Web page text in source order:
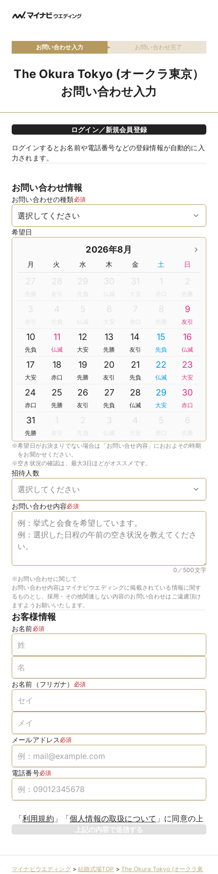
お問い合わせ入力 お問い合わせ完了
The Okura Tokyo (オークラ東京）
お問い合わせ入力
ログイン／新規会員登録
ログインするとお名前や電話番号などの登録情報が自動的に入
力されます。
お問い合わせ情報
お問い合わせの種類必須
希望日
2026年8月
月 火 水 木 金 土 日
27 28
友引
29
先負
30
仏滅
31
大安
1 2
3
友引
4
先負
5
仏滅
6
大安
7 8 9
友引
10
先負
11
仏滅
12
大安
13
先勝
14
友引
15
先負
16
仏滅
17
大安
18
赤口
19
先勝
20
友引
21
先負
22
仏滅
23
大安
24
赤口
25
先勝
26
友引
27
先負
28
仏滅
29
大安
30
赤口
31
先勝
1
友引
2
先負
3
仏滅
4
大安
5 6
※希望日がお決まりでない場合は「お問い合せ内容」におおよその時期
をお聞かせください。
※空き状況の確認は、最大3日ほどがオススメです。
招待人数
お問い合わせ内容必須
0／500文字
※お問い合わせに関して
お問い合わせ内容はマイナビウエディングに掲載されている情報に関す
るものとし、採用・その他関連しない内容のお問い合わせはご遠慮頂け
ますようお願いいたします。
お客様情報
お名前必須
お名前（フリガナ） 必須
メールアドレス 必須
電話番号必須
「利用規約 」 「個人情報の取扱について 」 に同意の上
上記の内容で送信する
マイナビウエディング>結婚式場TOP > The Okura Tokyo (オークラ東